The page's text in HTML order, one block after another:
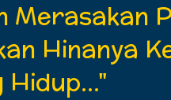
Merasakan
Hinanya
Hidup..."